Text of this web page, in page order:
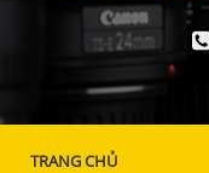
TRANG CHỦ